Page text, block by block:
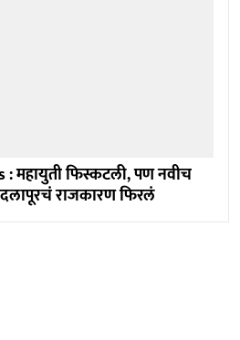
महायुती फिस्कटली, पण नवीच
राजकारण फिरलं